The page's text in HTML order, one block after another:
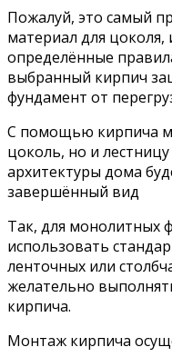
Пожалуй, это самый
материал для
определённые
выбранный кирпич
фундамент от
С помощью кирпича
цоколь, но и
архитектуры дома
завершённый вид
Так, для монолитных
использовать
ленточных или
желательно
кирпича.
Монтаж кирпича